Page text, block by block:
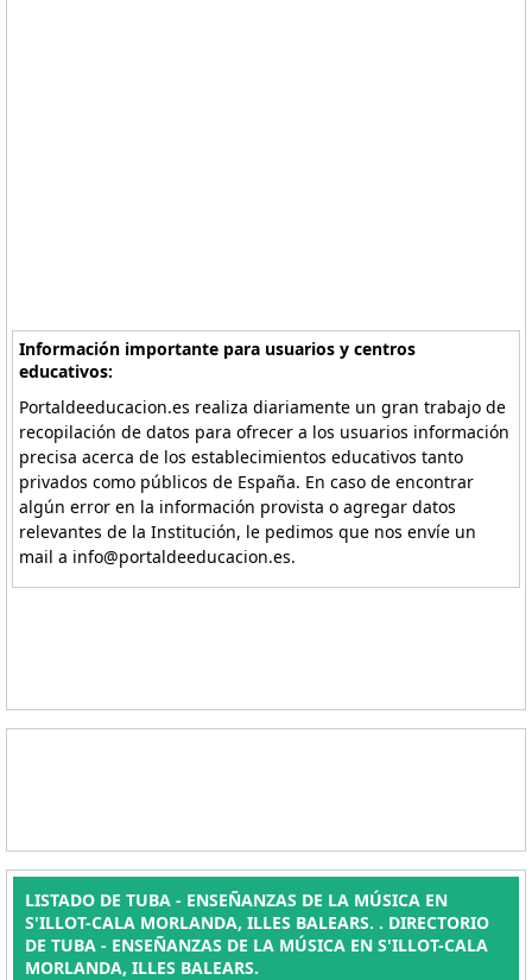
Información importante para usuarios y centros
educativos:
Portaldeeducacion.es realiza diariamente un gran trabajo de
recopilación de datos para ofrecer a los usuarios información
precisa acerca de los establecimientos educativos tanto
privados como públicos de España. En caso de encontrar
algún error en la información provista o agregar datos
relevantes de la Institución, le pedimos que nos envíe un
mail a info@portaldeeducacion.es.
LISTADO DE TUBA - ENSEÑANZAS DE LA MÚSICA EN
S'ILLOT-CALA MORLANDA, ILLES BALEARS. . DIRECTORIO
DE TUBA - ENSEÑANZAS DE LA MÚSICA EN S'ILLOT-CALA
MORLANDA, ILLES BALEARS.